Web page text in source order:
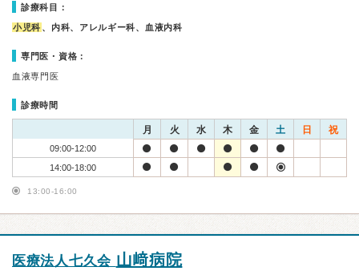
診療科目：
小児科 、内科、アレルギー科、血液内科
専門医・資格：
血液専門医
診療時間
月 火 水 木 金 土 日 祝
09:00-12:00
14:00-18:00
13:00-16:00
医療法人七久会 山﨑病院